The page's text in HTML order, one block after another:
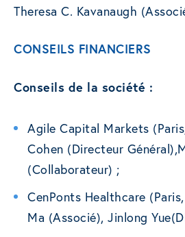
Theresa C. Kavanaugh
CONSEILS FINANCIERS
Conseils de la société :
Agile Capital Markets
Cohen (Directeur
(Collaborateur) ;
CenPonts Healthcare
Ma (Associé), Jinlong